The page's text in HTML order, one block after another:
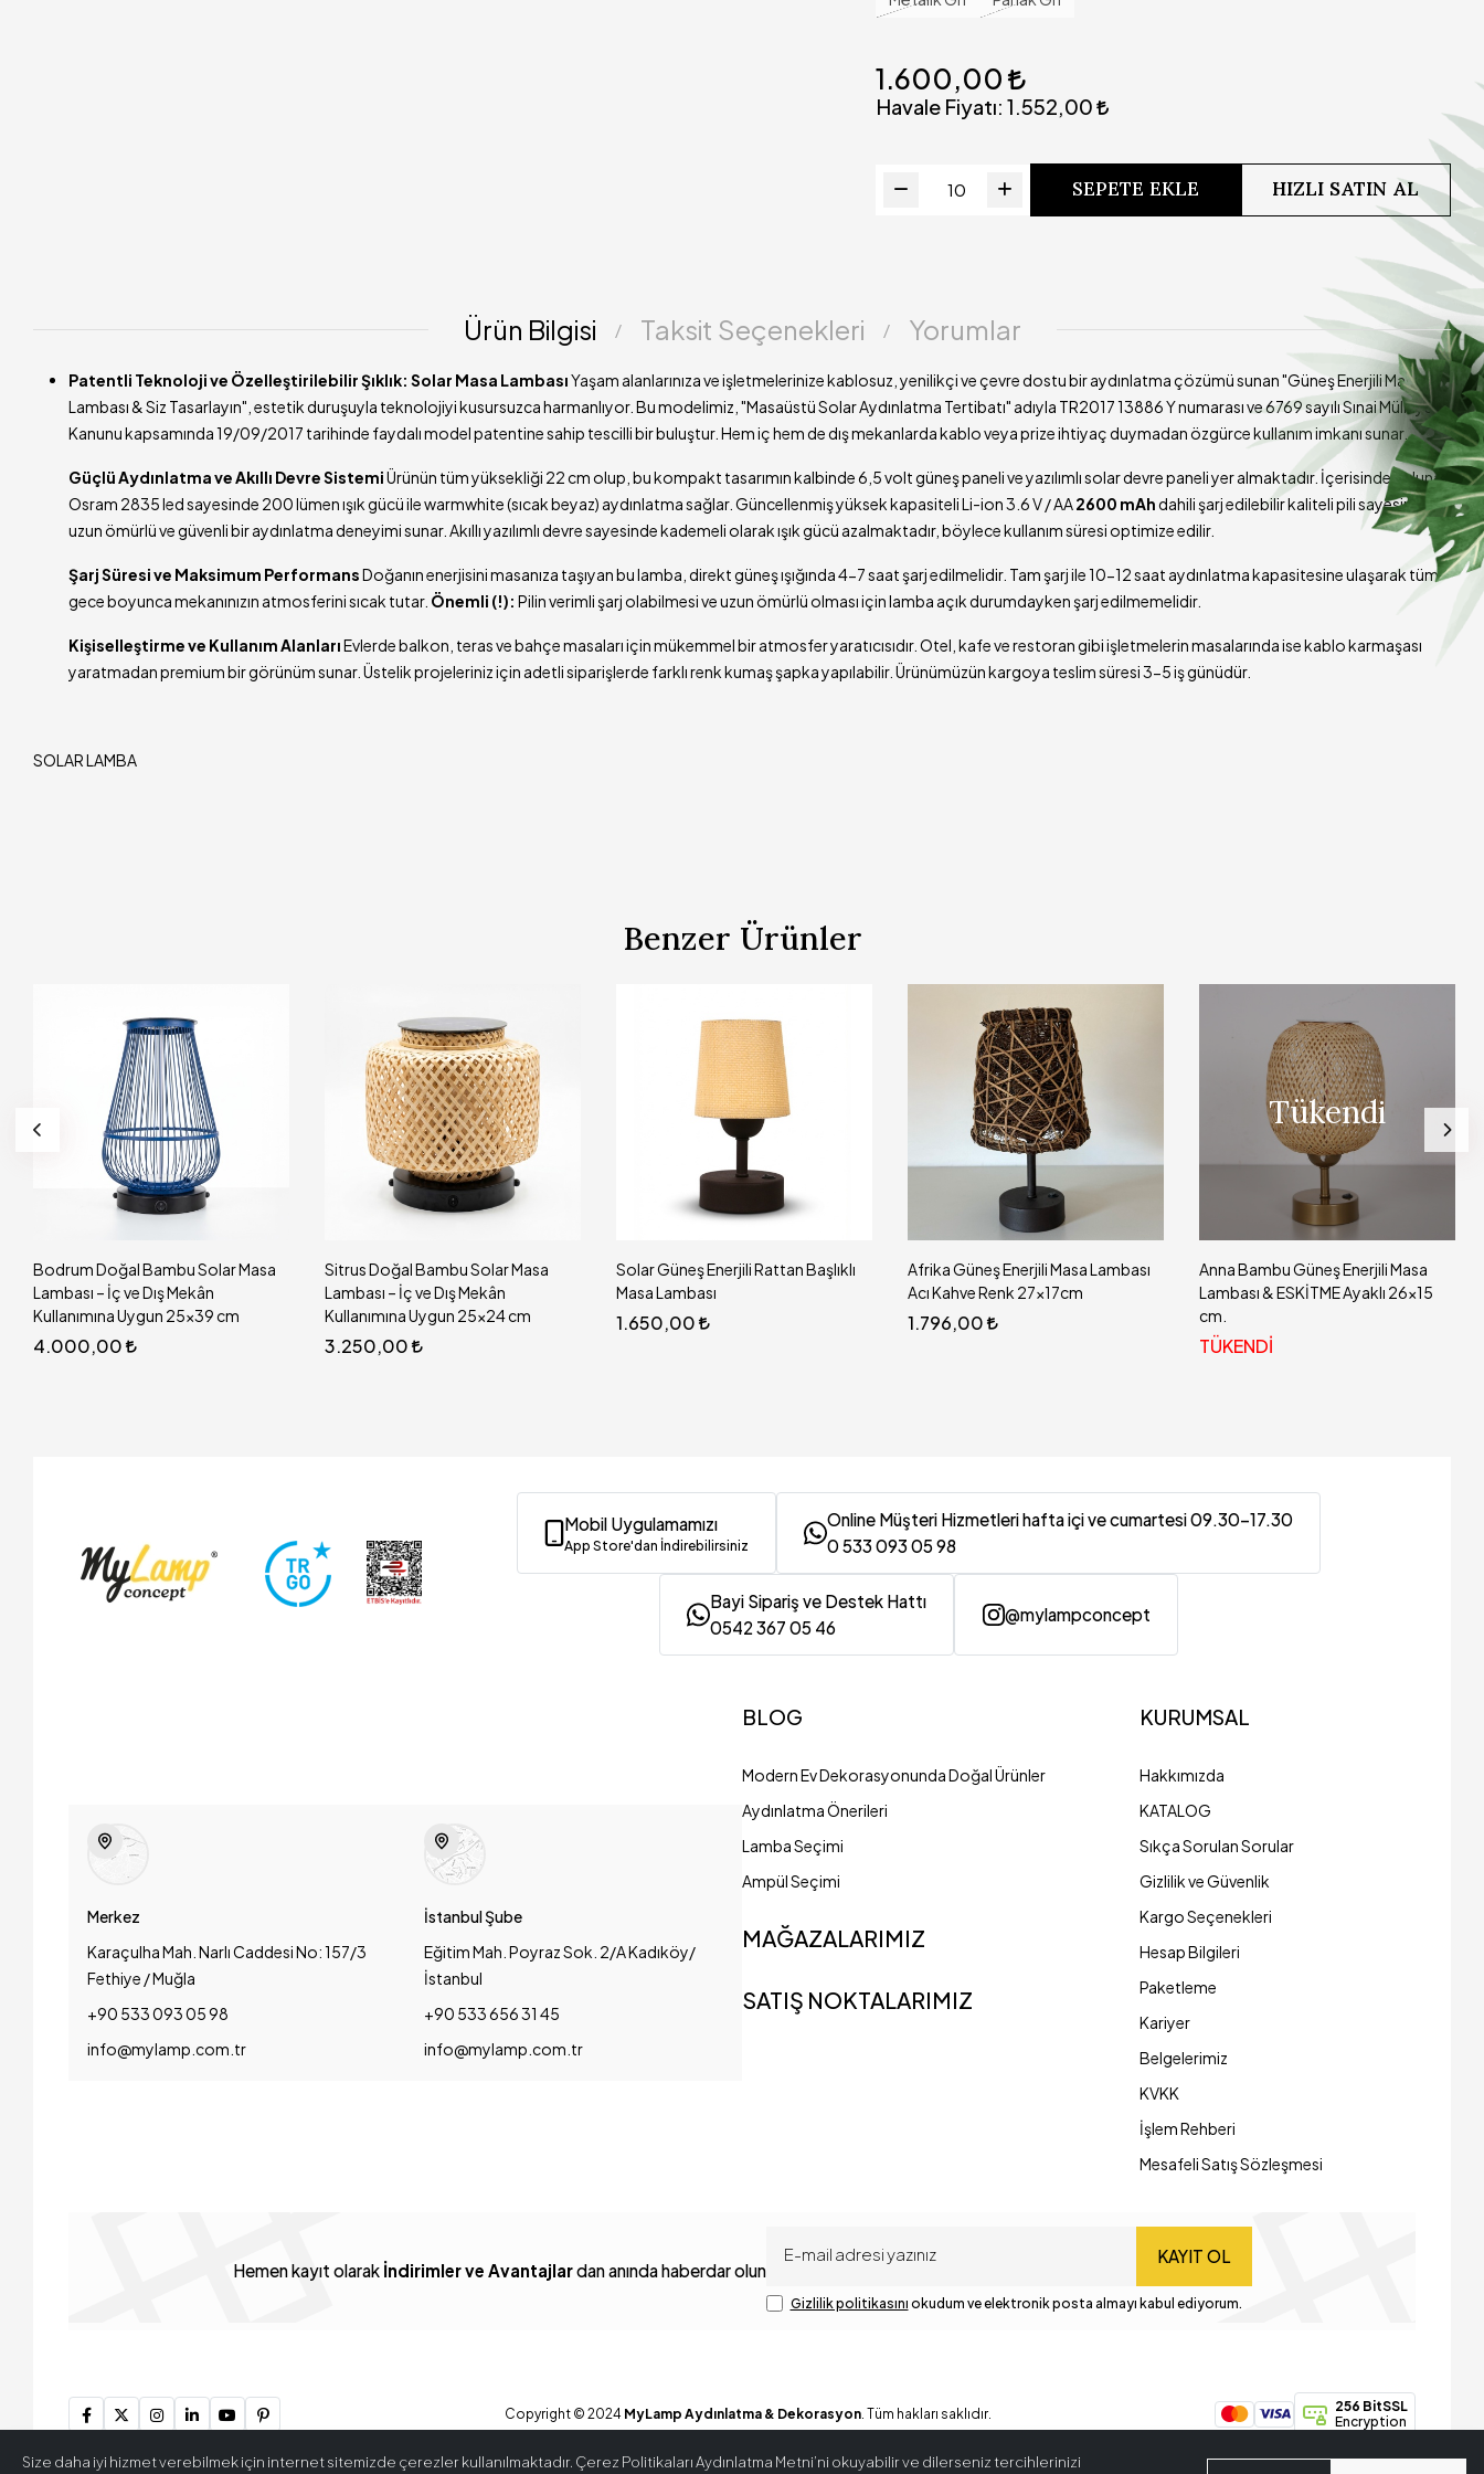
Süresi
Kullanım Uyarısı
(!)
Lamba açık durumdayken şarj edilmemelidir.
1.600,00
Havale Fiyatı: 1.552,00
SEPETE EKLE HIZLI SATIN AL
Ürün Bilgisi Taksit Seçenekleri Yorumlar
Patentli Teknoloji ve Özelleştirilebilir Şıklık: Solar Masa LambasıYaşam alanlarınıza ve işletmelerinize kablosuz, yenilikçi ve çevre dostu bir aydınlatma çözümü sunan "Güneş Enerjili Masa
Lambası & Siz Tasarlayın", estetik duruşuyla teknolojiyi kusursuzca harmanlıyor. Bu modelimiz, "Masaüstü Solar Aydınlatma Tertibatı" adıyla TR2017 13886 Y numarası ve 6769 sayılı Sınai Mülkiyet
Kanunu kapsamında 19/09/2017 tarihinde faydalı model patentine sahip tescilli bir buluştur. Hem iç hem de dış mekanlarda kablo veya prize ihtiyaç duymadan özgürce kullanım imkanı sunar.
Güçlü Aydınlatma ve Akıllı Devre SistemiÜrünün tüm yüksekliği 22 cm olup, bu kompakt tasarımın kalbinde 6,5 volt güneş paneli ve yazılımlı solar devre paneli yer almaktadır. İçerisinde bulunan
Osram 2835 led sayesinde 200 lümen ışık gücü ile warmwhite (sıcak beyaz) aydınlatma sağlar. Güncellenmiş yüksek kapasiteli Li-ion 3.6 V / AA2600 mAhdahili şarj edilebilir kaliteli pili sayesinde
uzun ömürlü ve güvenli bir aydınlatma deneyimi sunar. Akıllı yazılımlı devre sayesinde kademeli olarak ışık gücü azalmaktadır, böylece kullanım süresi optimize edilir.
Şarj Süresi ve Maksimum PerformansDoğanın enerjisini masanıza taşıyan bu lamba, direkt güneş ışığında 4-7 saat şarj edilmelidir. Tam şarj ile 10-12 saat aydınlatma kapasitesine ulaşarak tüm
gece boyunca mekanınızın atmosferini sıcak tutar. Önemli (!): Pilin verimli şarj olabilmesi ve uzun ömürlü olması için lamba açık durumdayken şarj edilmemelidir.
Kişiselleştirme ve Kullanım AlanlarıEvlerde balkon, teras ve bahçe masaları için mükemmel bir atmosfer yaratıcısıdır. Otel, kafe ve restoran gibi işletmelerin masalarında ise kablo karmaşası
yaratmadan premium bir görünüm sunar. Üstelik projeleriniz için adetli siparişlerde farklı renk kumaş şapka yapılabilir. Ürünümüzün kargoya teslim süresi 3-5 iş günüdür.
SOLAR LAMBA
Benzer Ürünler
Masa
cm
Sitrus Doğal Bambu Solar Masa
Lambası – İç ve Dış Mekân
Kullanımına Uygun 25x24 cm
3.250,00
Solar Güneş Enerjili Rattan Başlıklı
Masa Lambası
1.650,00
Afrika Güneş Enerjili Masa Lambası
Acı Kahve Renk 27x17cm
Tükendi
Anna Bambu Güneş Enerjili Masa
Lambası & ESKİTME Ayaklı 26x15
Tükendi
TERRALUX GÜNEŞ
KABLOSUZ KAZIKLI
Mobil Uygulamamızı
App Store'dan İndirebilirsiniz
Online Müşteri Hizmetleri hafta içi ve cumartesi 09.30-17.30
0 533 093 05 98
Bayi Sipariş ve Destek Hattı
0542 367 05 46
@mylampconcept
Merkez
Karaçulha Mah. Narlı Caddesi No: 157/3
Fethiye / Muğla
+90 533 093 05 98
info@mylamp.com.tr
İstanbul Şube
Eğitim Mah. Poyraz Sok. 2/A Kadıköy/
İstanbul
+90 533 656 31 45
info@mylamp.com.tr
BLOG
Modern Ev Dekorasyonunda Doğal Ürünler
Aydınlatma Önerileri
Lamba Seçimi
Ampül Seçimi
MAĞAZALARIMIZ
SATIŞ NOKTALARIMIZ
KURUMSAL
Hakkımızda
KATALOG
Sıkça Sorulan Sorular
Gizlilik ve Güvenlik
Kargo Seçenekleri
Hesap Bilgileri
Paketleme
Kariyer
Belgelerimiz
KVKK
İşlem Rehberi
Mesafeli Satış Sözleşmesi
Hemen kayıt olarak İndirimler ve Avantajlardan anında haberdar olun
KAYIT OL
Gizlilik politikasını okudum ve elektronik posta almayı kabul ediyorum.
Copyright © 2024 MyLamp Aydınlatma & Dekorasyon. Tüm hakları saklıdır.
256 BitSSL
Encryption
Size daha iyi hizmet verebilmek için internet sitemizde çerezler kullanılmaktadır. Çerez Politikaları Aydınlatma Metni’ni okuyabilir ve dilerseniz tercihlerinizi